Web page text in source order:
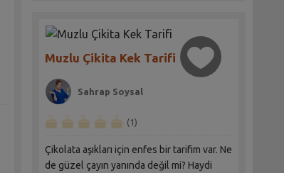
Muzlu Çikita Kek Tarifi
Sahrap Soysal
(1)
Çikolata aşıkları için enfes bir tarifim var. Ne
de güzel çayın yanında değil mi? Haydi